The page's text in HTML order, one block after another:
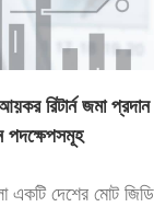
রিটার্ন জমা
পদক্ষেপসমূহ
দেশের মোট